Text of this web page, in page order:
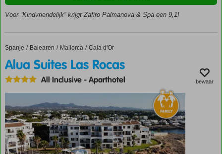
meter van
zandstrand
centrum
Ruime
premium
appartementen
voor het hele
gezin
Voor de
kids: spash
pool en
piratenschip
Voor “Kindvriendelijk” krijgt Zafiro Palmanova & Spa een 9,1!
Home
Spanje Balearen Mallorca Cala d'Or
Alua Suites Las Rocas
Alua Suites Las Rocas
All Inclusive-Aparthotel bewaar